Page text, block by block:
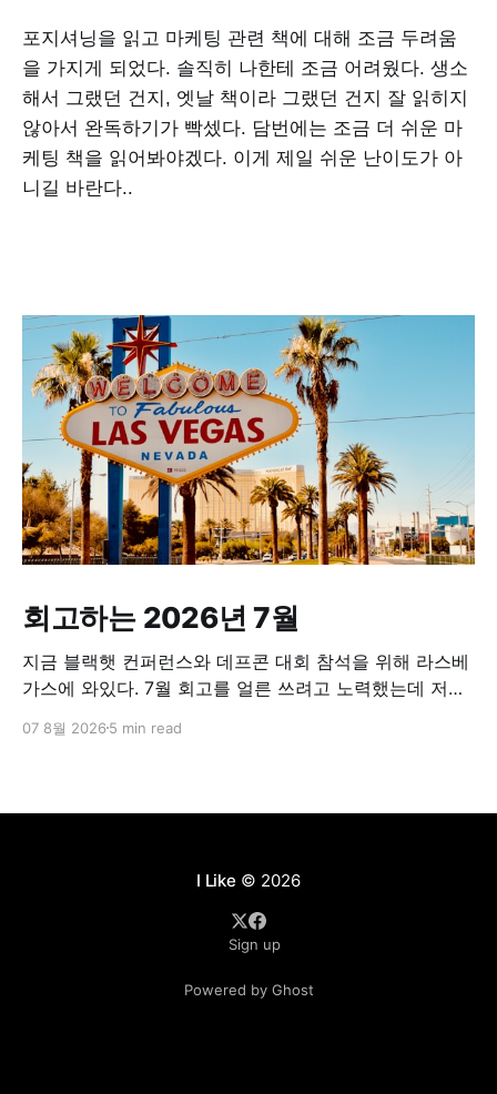
포지셔닝을 읽고 마케팅 관련 책에 대해 조금 두려움
을 가지게 되었다. 솔직히 나한테 조금 어려웠다. 생소
해서 그랬던 건지, 엣날 책이라 그랬던 건지 잘 읽히지
않아서 완독하기가 빡셌다. 담번에는 조금 더 쉬운 마
케팅 책을 읽어봐야겠다. 이게 제일 쉬운 난이도가 아
니길 바란다..
회고하는 2026년 7월
지금 블랙햇 컨퍼런스와 데프콘 대회 참석을 위해 라스베
가스에 와있다. 7월 회고를 얼른 쓰려고 노력했는데 저녁
금 여유가 있어서 호텔 로비에 앉아서 회고글을 쓰고 있
개발에 집중해서 일하게 되었다. 다만, 계속
07 8월 2026 5 min read
I Like © 2026
Sign up
Powered by Ghost